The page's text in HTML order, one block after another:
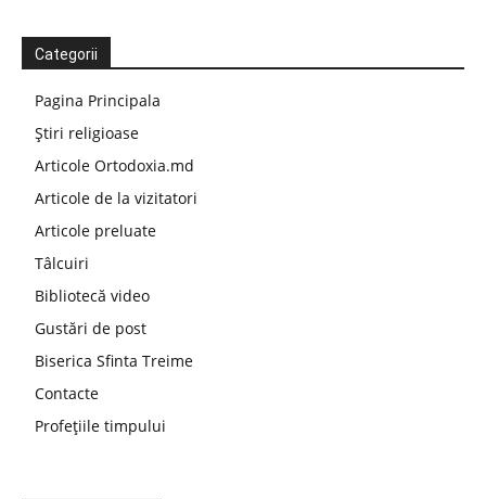
Categorii
Pagina Principala
Știri religioase
Articole Ortodoxia.md
Articole de la vizitatori
Articole preluate
Tâlcuiri
Bibliotecă video
Gustări de post
Biserica Sfinta Treime
Contacte
Profețiile timpului